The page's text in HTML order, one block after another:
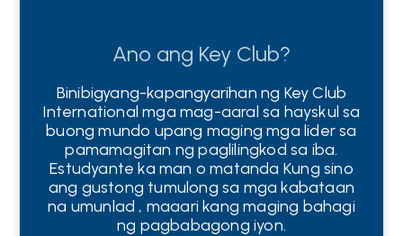
Ano ang Key Club?
Binibigyang-kapangyarihan ng Key Club
International mga mag-aaral sa hayskul sa
buong mundo upang maging mga lidersa
pamamagitan ng paglilingkod sa iba.
Estudyante ka man o matanda Kung sino
ang gustong tumulong sa mga kabataan
na umunlad , maaarikang maging bahagi
ng pagbabagong iyon.